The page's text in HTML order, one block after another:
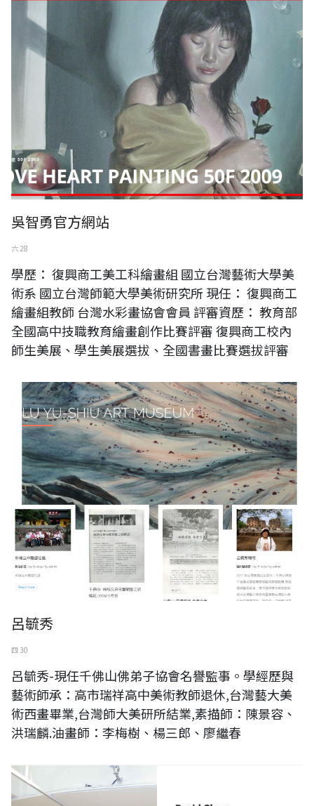
吳智勇官方網站
六 28
學歷： 復興商工美工科繪畫組 國立台灣藝術大學美
術系 國立台灣師範大學美術研究所 現任： 復興商工
繪畫組教師 台灣水彩畫協會會員 評審資歷： 教育部
全國高中技職教育繪畫創作比賽評審 復興商工校內
師生美展、學生美展選拔、全國書畫比賽選拔評審
呂毓秀
四 30
呂毓秀-現任千佛山佛弟子協會名譽監事。學經歷與
藝術師承：高市瑞祥高中美術教師退休,台灣藝大美
術西畫畢業,台灣師大美研所結業,素描師：陳景容、
洪瑞麟.油畫師：李梅樹、楊三郎、廖繼春